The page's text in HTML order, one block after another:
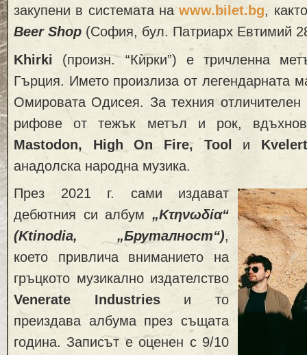
закупени в системата наwww.bilet.bg,
Beer Shop (София, бул. Патриарх Евтимий
Khirki (произн. “Кѝрки”) е тричленна
Гърция. Името произлиза от легендарната
Омировата Одисея. За техния отличителен
рифове от тежък метъл и рок,
Mastodon, High On Fire, Tool и
анадолска народна музика.
През 2021 г. сами издават
дебютния си албум „Κτηνωδία“
(Ktinodia, „Бруталност“),
което привлича вниманието на
гръцкото музикално издателство
Venerate Industriesи то
преиздава албума през същата
година. Записът е оценен с 9/10